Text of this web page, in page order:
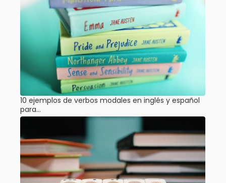
10 ejemplos de verbos modales en inglés y español
para…